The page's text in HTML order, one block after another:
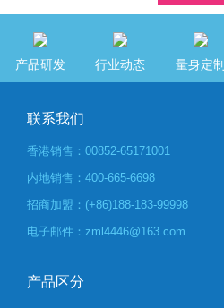
产品研发 行业动态 量身定制
联系我们
香港销售：00852-65171001
内地销售：400-665-6698
招商加盟：(+86)188-183-99998
电子邮件：zml4446@163.com
产品区分